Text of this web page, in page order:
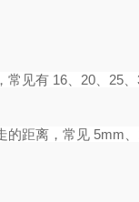
常见有 16、20、25
的距离，常见 5mm